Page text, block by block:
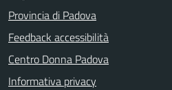
Provincia di Padova
Feedback accessibilità
Centro Donna Padova
Informativa privacy